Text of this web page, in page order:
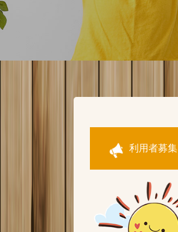
利用者募集